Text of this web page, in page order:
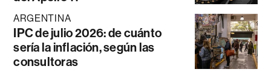
ARGENTINA
IPC de julio 2026: de cuánto
sería la inflación, según las
consultoras